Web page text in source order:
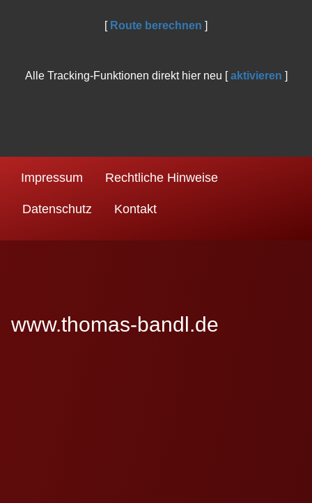
[ Route berechnen ]
Alle Tracking-Funktionen direkt hier neu [aktivieren ]
Impressum Rechtliche Hinweise
Datenschutz Kontakt
www.thomas-bandl.de